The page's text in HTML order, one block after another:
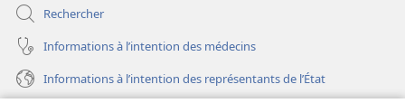
Rechercher
Informations à l’intention des médecins
Informations à l’intention des représentants de l’État